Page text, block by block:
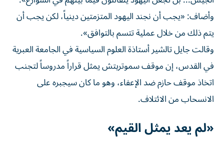
وأضاف: «يجب ‌أن نجند اليهود المتزمتين دينياً، لكن يجب أن
يتم ذلك من خلال عملية تتسم بالتوافق».
وقالت جايل تالشير أستاذة العلوم السياسية في الجامعة العبرية
في القدس، إن موقف ‌سموتريتش يمثل قراراً مدروساً لتجنب
اتخاذ موقف حازم ضد الإعفاء، وهو ما كان سيجبره على
الانسحاب من الائتلاف.
«لم يعد يمثل القيم»